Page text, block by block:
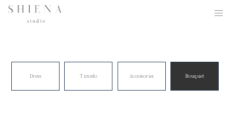
Dress Tuxedo Accessories Bouquet